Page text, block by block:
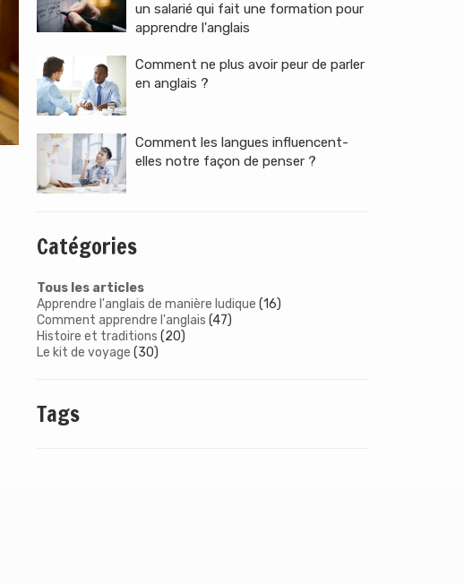
un salarié qui fait une formation pour
apprendre l'anglais
Comment ne plus avoir peur de parler
en anglais ?
Comment les langues influencent-
elles notre façon de penser ?
Catégories
Tous les articles
Apprendre l'anglais de manière ludique (16)
Comment apprendre l'anglais (47)
Histoire et traditions (20)
Le kit de voyage (30)
Tags